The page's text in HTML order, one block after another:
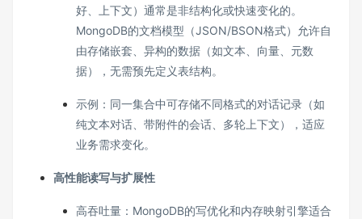
好、上下文）通常是非结构化或快速变化的。
MongoDB的文档模型（JSON/BSON格式）允许自
由存储嵌套、异构的数据（如文本、向量、元数
据），无需预先定义表结构。
示例：同一集合中可存储不同格式的对话记录（如
纯文本对话、带附件的会话、多轮上下文），适应
业务需求变化。
高性能读写与扩展性
高吞吐量：MongoDB的写优化和内存映射引擎适合